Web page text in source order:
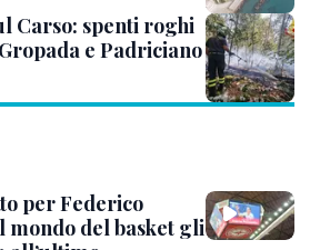
Carso: spenti roghi
e Padriciano
per Federico
mondo del basket gli